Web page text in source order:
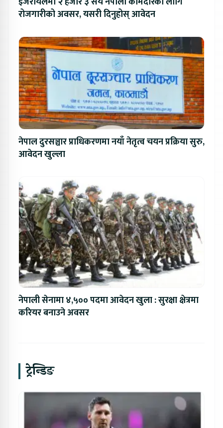
रोजगारीको अवसर, यसरी दिनुहोस् आवेदन
नेपाल दुरसञ्चार प्राधिकरणमा नयाँ नेतृत्व चयन प्रक्रिया सुरु,
आवेदन खुल्ला
नेपाली सेनामा ४,५०० पदमा आवेदन खुला : सुरक्षा क्षेत्रमा
करियर बनाउने अवसर
ट्रेन्डिङ